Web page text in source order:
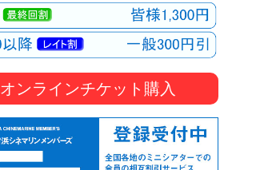
オンラインチケット購入